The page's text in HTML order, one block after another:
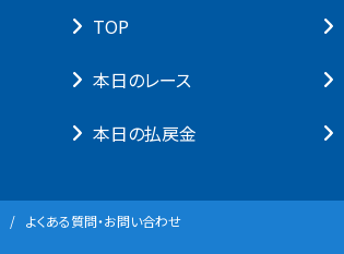
TOP
本⽇のレース
本⽇の払戻⾦
よくある質問・お問い合わせ